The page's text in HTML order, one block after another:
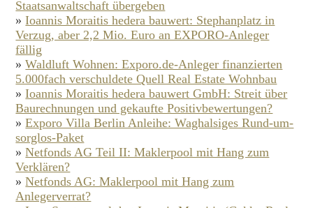
Staatsanwaltschaft übergeben
»Ioannis Moraitis hedera bauwert: Stephanplatz in
Verzug, aber 2,2 Mio. Euro an EXPORO-Anleger
fällig
»Waldluft Wohnen: Exporo.de-Anleger finanzierten
5.000fach verschuldete Quell Real Estate Wohnbau
»Ioannis Moraitis hedera bauwert GmbH: Streit über
Baurechnungen und gekaufte Positivbewertungen?
»Exporo Villa Berlin Anleihe: Waghalsiges Rund-um-
sorglos-Paket
»Netfonds AG Teil II: Maklerpool mit Hang zum
Verklären?
»Netfonds AG: Maklerpool mit Hang zum
Anlegerverrat?